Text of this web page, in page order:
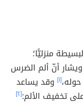
منزليًّا؛
ويشار أنّ ألم الضرس
[١] وقد يساعد
تخفيف الألم:[٢]